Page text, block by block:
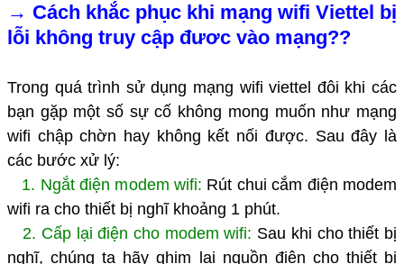
→ Cách khắc phục khi mạng wifi Viettel bị
lỗi không truy cập đươc vào mạng??
Trong quá trình sử dụng mạng wifi viettel đôi khi các
bạn gặp một số sự cố không mong muốn như mạng
wifi chập chờn hay không kết nối được. Sau đây là
các bước xử lý:
1. Ngắt điện modem wifi: Rút chui cắm điện modem
wifi ra cho thiết bị nghĩ khoảng 1 phút.
2. Cấp lại điện cho modem wifi: Sau khi cho thiết bị
nghĩ, chúng ta hãy ghim lại nguồn điện cho thiết bị